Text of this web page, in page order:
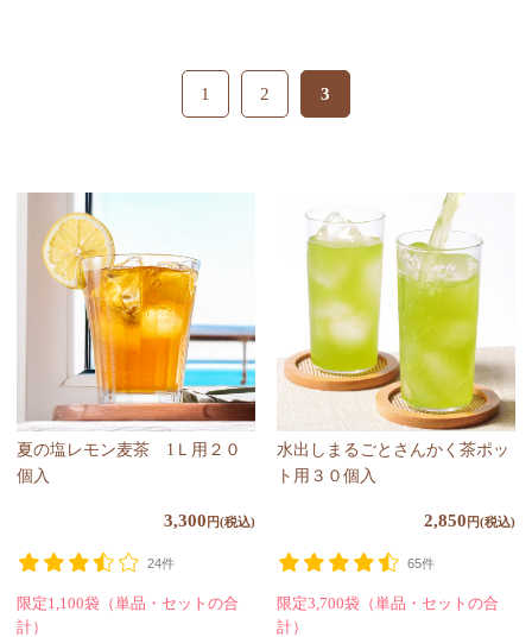
1 2 3
夏の塩レモン麦茶 1Ｌ用２０
個入
3,300 円(税込)
24件
限定1,100袋 （単品・セットの合
計）
水出しまるごとさんかく茶ポッ
ト用３０個入
2,850 円(税込)
65件
限定3,700袋 （単品・セットの合
計）